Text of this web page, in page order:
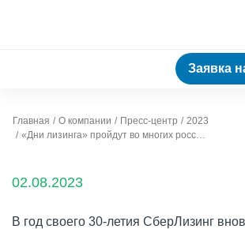
Заявка
Главная О компании Пресс-центр
2023
«Дни лизинга» пройдут во многих российских городах
02.08.2023
В год своего 30-летия СберЛизинг